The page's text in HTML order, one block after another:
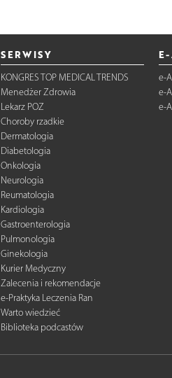
SERWISY
KONGRES TOP MEDICAL TRENDS
Menedżer Zdrowia
Lekarz POZ
Choroby rzadkie
Dermatologia
Diabetologia
Onkologia
Neurologia
Reumatologia
Kardiologia
Gastroenterologia
Pulmonologia
Ginekologia
Kurier Medyczny
Zalecenia i rekomendacje
e-Praktyka Leczenia Ran
Warto wiedzieć
Biblioteka podcastów
e-
e-
e-